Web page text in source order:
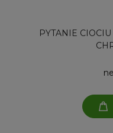
PYTANIE